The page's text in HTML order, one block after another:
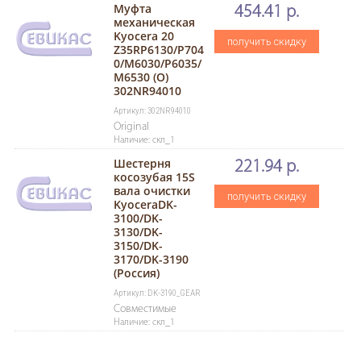
Муфта
механическая
Kyocera 20
Z35RP6130/P704
0/M6030/P6035/
M6530 (O)
302NR94010
Артикул: 302NR94010
Original
Наличие: скл_1
454.41 р.
получить скидку
Шестерня
косозубая 15S
вала очистки
KyoceraDK-
3100/DK-
3130/DK-
3150/DK-
3170/DK-3190
(Россия)
Артикул: DK-3190_GEAR
Совместимые
Наличие: скл_1
221.94 р.
получить скидку